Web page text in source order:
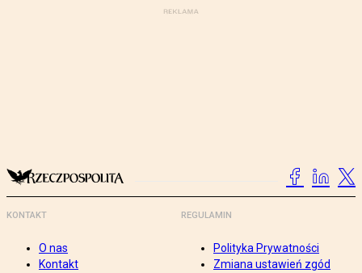
KONTAKT
O nas
Kontakt
REGULAMIN
Polityka Prywatności
Zmiana ustawień zgód